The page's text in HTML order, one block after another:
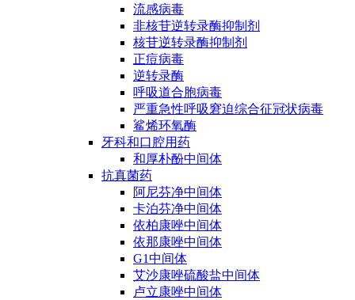
流感病毒
非核苷逆转录酶抑制剂
核苷逆转录酶抑制剂
正痘病毒
逆转录酶
呼吸道合胞病毒
严重急性呼吸窘迫综合征冠状病毒
鲨烯环氧酶
牙科和口腔用药
和厚朴酚中间体
抗真菌药
阿尼芬净中间体
卡泊芬净中间体
依柏康唑中间体
依那康唑中间体
G1中间体
艾沙康唑硫酸盐中间体
卢立康唑中间体